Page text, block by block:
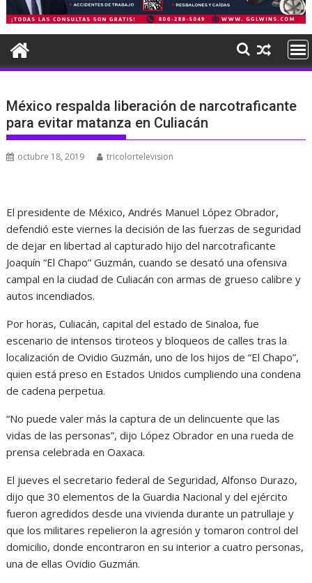
México respalda liberación de narcotraficante
para evitar matanza en Culiacán
octubre 18, 2019 tricolortelevision
El presidente de México, Andrés Manuel López Obrador,
defendió este viernes la decisión de las fuerzas de seguridad
de dejar en libertad al capturado hijo del narcotraficante
Joaquín “El Chapo” Guzmán, cuando se desató una ofensiva
campal en la ciudad de Culiacán con armas de grueso calibre y
autos incendiados.
Por horas, Culiacán, capital del estado de Sinaloa, fue
escenario de intensos tiroteos y bloqueos de calles tras la
localización de Ovidio Guzmán, uno de los hijos de “El Chapo”,
quien está preso en Estados Unidos cumpliendo una condena
de cadena perpetua.
“No puede valer más la captura de un delincuente que las
vidas de las personas”, dijo López Obrador en una rueda de
prensa celebrada en Oaxaca.
El jueves el secretario federal de Seguridad, Alfonso Durazo,
dijo que 30 elementos de la Guardia Nacional y del ejército
fueron agredidos desde una vivienda durante un patrullaje y
que los militares repelieron la agresión y tomaron control del
domicilio, donde encontraron en su interior a cuatro personas,
una de ellas Ovidio Guzmán.